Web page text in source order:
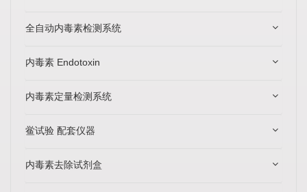
全自动内毒素检测系统
内毒素 Endotoxin
内毒素定量检测系统
鲎试验 配套仪器
内毒素去除试剂盒